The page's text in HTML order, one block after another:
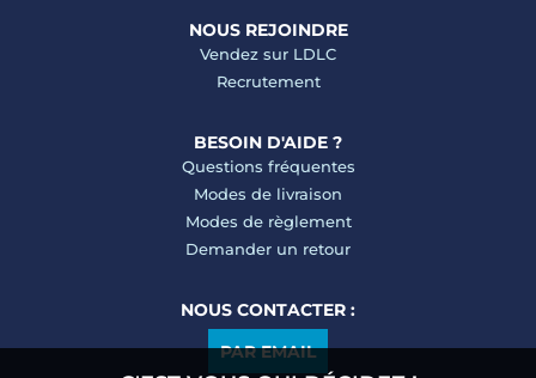
NOUS REJOINDRE
Vendez sur LDLC
Recrutement
BESOIN D'AIDE ?
Questions fréquentes
Modes de livraison
Modes de règlement
Demander un retour
NOUS CONTACTER :
PAR EMAIL